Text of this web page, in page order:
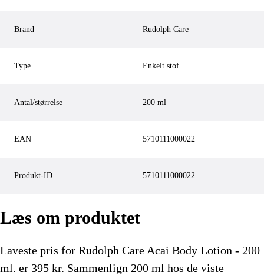
Brand Rudolph Care
Type Enkelt stof
Antal/størrelse 200 ml
EAN 5710111000022
Produkt-ID 5710111000022
Læs om produktet
Laveste pris for Rudolph Care Acai Body Lotion - 200
ml. er 395 kr. Sammenlign 200 ml hos de viste